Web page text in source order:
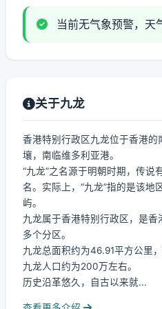
当前无气象预警，天
关于九龙
香港特别行政区九龙位于香港的
壤，南临维多利亚港。
“九龙”之名源于明朝时期，传说
名。实际上，“九龙”指的是该地
屿。
九龙属于香港特别行政区，是
多个分区。
九龙总面积约为46.91平方公里
九龙人口约为200万左右。
历史沿革悠久，自古以来就...